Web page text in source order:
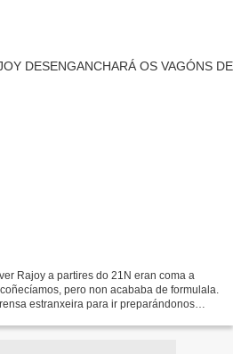
Rajoy a partires do 21N eran coma a
pero non acababa de formulala.
estranxeira para ir preparándonos